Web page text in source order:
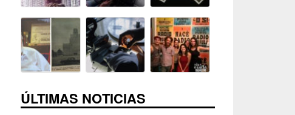
ÚLTIMAS NOTICIAS